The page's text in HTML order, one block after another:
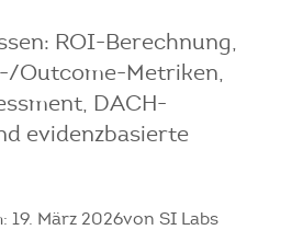
ROI-Berechnung,
Outcome-Metriken,
DACH-
evidenzbasierte
März 2026von SI Labs